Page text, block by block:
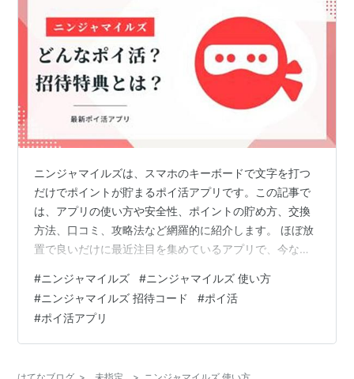
ニンジャマイルズは、スマホのキーボードで文字を打つ
だけでポイントが貯まるポイ活アプリです。この記事で
は、アプリの使い方や安全性、ポイントの貯め方、交換
方法、口コミ、攻略法など網羅的に紹介します。 ほぼ放
置で良いだけに最近注目を集めているアプリで、今なら
きるよ！ ＼招待コード IN7BDH7QMX／ ニンジャマイル
ズ Sango technologies Inc. 目次 ニンジャマイルズと
は？基本情報と概要 Android版の対応状況 招待コードと
入力方法 ポイントサイト経由でインストール可能？ アプ
#ニンジャマイルズ #ニンジャマイルズ 使い方
#ニンジャマイルズ 招待コード #ポイ活
#ポイ活アプリ